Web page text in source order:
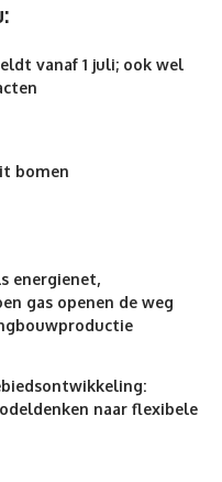
vanaf 1 juli; ook wel
bomen
energienet,
gas openen de weg
naar flexibele